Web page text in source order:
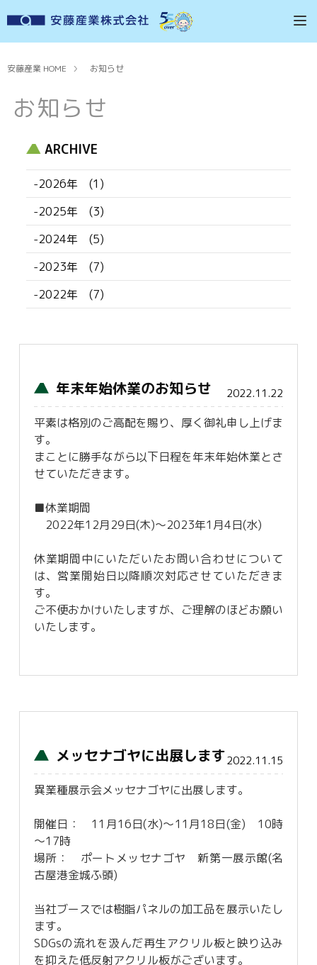
安藤産業 HOME お知らせ
お知らせ
ARCHIVE
-2026年 (1)
-2025年 (3)
-2024年 (5)
-2023年 (7)
-2022年 (7)
年末年始休業のお知らせ 2022.11.22
平素は格別のご高配を賜り、厚く御礼申し上げま
す。
まことに勝手ながら以下日程を年末年始休業とさ
せていただきます。
■休業期間
2022年12月29日(木)～2023年1月4日(水)
休業期間中にいただいたお問い合わせについて
は、営業開始日以降順次対応させていただきま
す。
ご不便おかけいたしますが、ご理解のほどお願い
いたします。
メッセナゴヤに出展します2022.11.15
異業種展示会メッセナゴヤに出展します。
開催日： 11月16日(水)～11月18日(金) 10時
～17時
場所： ポートメッセナゴヤ 新第一展示館(名
古屋港金城ふ頭)
当社ブースでは樹脂パネルの加工品を展示いたし
ます。
SDGsの流れを汲んだ再生アクリル板と映り込み
を抑えた低反射アクリル板がございます。